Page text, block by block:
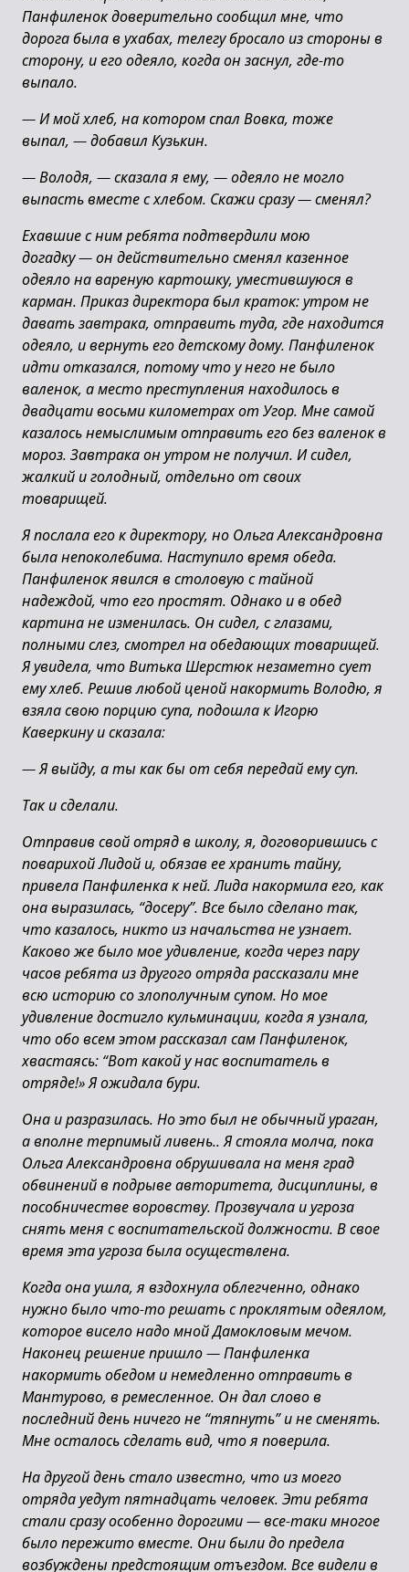
Панфиленок доверительно сообщил мне, что
дорога была в ухабах, телегу бросало из стороны в
сторону, и его одеяло, когда он заснул, где-то
выпало.
—И мой хлеб, на котором спал Вовка, тоже
выпал, —добавил Кузькин.
—Володя, —сказала я ему, —одеяло не могло
выпасть вместе с хлебом. Скажи сразу—сменял?
Ехавшие с ним ребята подтвердили мою
догадку—он действительно сменял казенное
одеяло на вареную картошку, уместившуюся в
карман. Приказ директора был краток: утром не
давать завтрака, отправить туда, где находится
одеяло, и вернуть его детскому дому. Панфиленок
идти отказался, потому что у него не было
валенок, а место преступления находилось в
двадцати восьми километрах от Угор. Мне самой
казалось немыслимым отправить его без валенок в
мороз. Завтрака он утром не получил. И сидел,
жалкий и голодный, отдельно от своих
товарищей.
Я послала его к директору, но Ольга Александровна
была непоколебима. Наступило время обеда.
Панфиленок явился в столовую с тайной
надеждой, что его простят. Однако и в обед
картина не изменилась. Он сидел, с глазами,
полными слез, смотрел на обедающих товарищей.
Я увидела, что Витька Шерстюк незаметно сует
ему хлеб. Решив любой ценой накормить Володю, я
взяла свою порцию супа, подошла к Игорю
Каверкину и сказала:
—Я выйду, а ты как бы от себя передай ему суп.
Так и сделали.
Отправив свой отряд в школу, я, договорившись с
поварихой Лидой и, обязав ее хранить тайну,
привела Панфиленка к ней. Лида накормила его, как
она выразилась, “досеру”. Все было сделано так,
что казалось, никто из начальства не узнает.
Каково же было мое удивление, когда через пару
часов ребята из другого отряда рассказали мне
всю историю со злополучным супом. Но мое
удивление достигло кульминации, когда я узнала,
что обо всем этом рассказал сам Панфиленок,
хвастаясь: “Вот какой у нас воспитатель в
отряде!» Я ожидала бури.
Она и разразилась. Но это был не обычный ураган,
а вполне терпимый ливень.. Я стояла молча, пока
Ольга Александровна обрушивала на меня град
обвинений в подрыве авторитета, дисциплины, в
пособничестве воровству. Прозвучала и угроза
снять меня с воспитательской должности. В свое
время эта угроза была осуществлена.
Когда она ушла, я вздохнула облегченно, однако
нужно было что-то решать с проклятым одеялом,
которое висело надо мной Дамокловым мечом.
Наконец решение пришло—Панфиленка
накормить обедом и немедленно отправить в
Мантурово, в ремесленное. Он дал слово в
последний день ничего не “тяпнуть” и не сменять.
Мне осталось сделать вид, что я поверила.
На другой день стало известно, что из моего
отряда уедут пятнадцать человек. Эти ребята
стали сразу особенно дорогими—все-таки многое
было пережито вместе. Они были до предела
возбуждены предстоящим отъездом. Все видели в